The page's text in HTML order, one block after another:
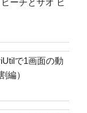
ーチとサオ ビ
で1画面の動
編）